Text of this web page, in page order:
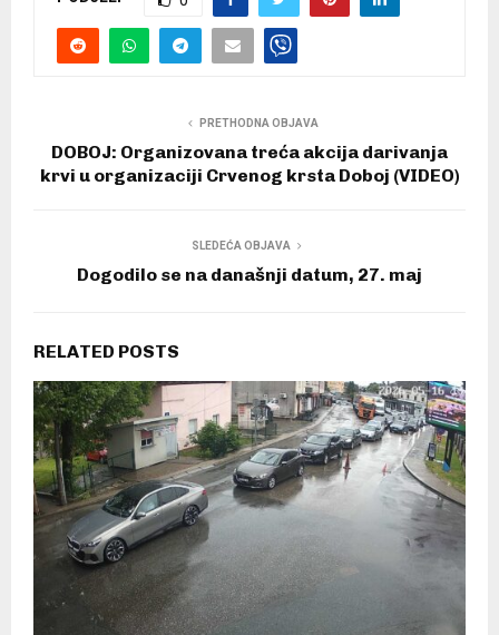
PRETHODNA OBJAVA
DOBOJ: Organizovana treća akcija darivanja
krvi u organizaciji Crvenog krsta Doboj (VIDEO)
SLEDEĆA OBJAVA
Dogodilo se na današnji datum, 27. maj
RELATED POSTS